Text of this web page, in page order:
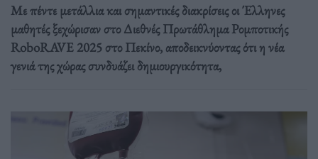
Με πέντε μετάλλια και σημαντικές διακρίσεις οι Έλληνες
μαθητές ξεχώρισαν στο Διεθνές Πρωτάθλημα Ρομποτικής
RoboRAVE 2025 στο Πεκίνο, αποδεικνύοντας ότι η νέα
γενιά της χώρας συνδυάζει δημιουργικότητα,